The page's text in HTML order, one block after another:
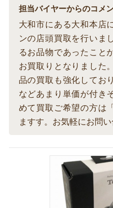
担当バイヤーからのコメ
大和市にある大和本店
ンの店頭買取を行いま
るお品物であったこと
お買取りとなりました
品の買取も強化してお
などあまり単価が付き
めて買取ご希望の方は
ますす。お気軽にお問い